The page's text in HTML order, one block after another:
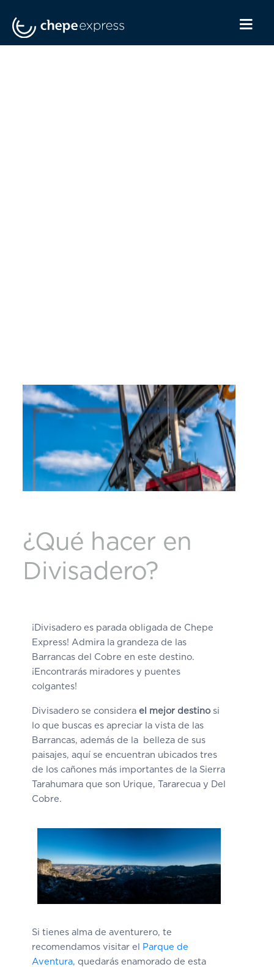
¿Qué hacer en
Divisadero?
¡Divisadero es parada obligada de Chepe
Express! Admira la grandeza de las
Barrancas del Cobre en este destino.
¡Encontrarás miradores y puentes
colgantes!
Divisadero se considerael mejor destinosi
lo que buscas es apreciar la vista de las
Barrancas, además de la belleza de sus
paisajes, aquí se encuentran ubicados tres
de los cañones más importantes de la Sierra
Tarahumara que son Urique, Tararecua y Del
Cobre.
Si tienes alma de aventurero, te
recomendamos visitar el Parque de
Aventura, quedarás enamorado de esta